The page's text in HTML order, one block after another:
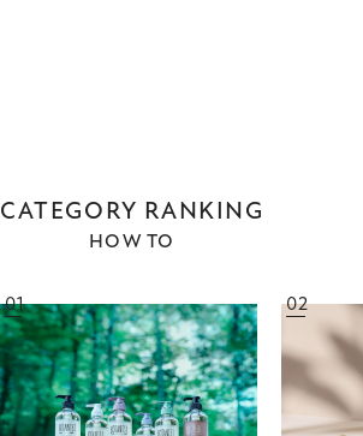
CATEGORY RANKING
HOW TO
01 02